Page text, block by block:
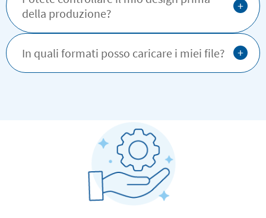
della produzione?
+
In quali formati posso caricare i miei file? +